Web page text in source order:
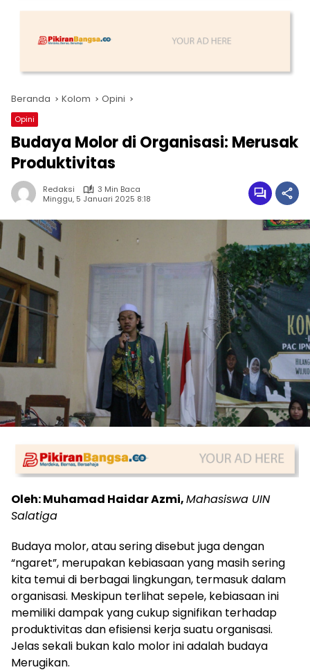
Beranda Kolom Opini
Opini
Budaya Molor di Organisasi: Merusak
Produktivitas
Redaksi
3 Min Baca
Minggu, 5 Januari 2025 8:18
Oleh: Muhamad Haidar Azmi,Mahasiswa UIN
Salatiga
Budaya molor, atau sering disebut juga dengan
“ngaret”, merupakan kebiasaan yang masih sering
kita temui di berbagai lingkungan, termasuk dalam
organisasi. Meskipun terlihat sepele, kebiasaan ini
memiliki dampak yang cukup signifikan terhadap
produktivitas dan efisiensi kerja suatu organisasi.
Jelas sekali bukan kalo molor ini adalah budaya
Merugikan.